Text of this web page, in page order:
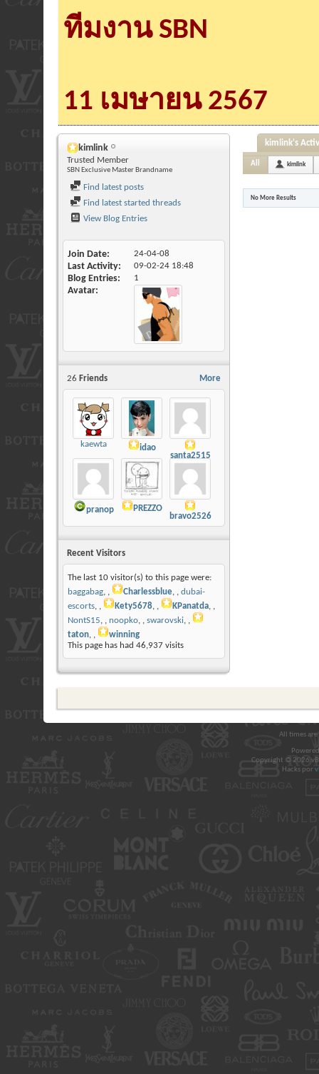
ทีมงาน SBN
11 เมษายน 2567
kimlink
Trusted Member
SBN Exclusive Master Brandname
Find latest posts
Find latest started threads
View Blog Entries
Join Date 24-04-08
Last Activity 09-02-24 18:48
Blog Entries 1
Avatar
More
26 Friends
kaewta
idao
santa2515
pranop
PREZZO
bravo2526
Recent Visitors
The last 10 visitor(s) to this page were:
baggabag, Charlessblue,
dubai-
escorts, Kety5678, KPanatda,
NontS15, noopko, swarovski,
taton,
winning
This page has had 46,937visits
kimlink's
All kimlink
No More Results
All times
Copyright © 2026
Hacks por